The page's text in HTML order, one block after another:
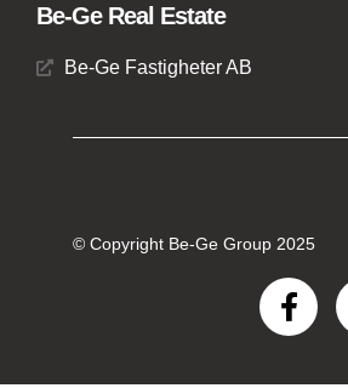
Be-Ge Real Estate
Be-Ge Fastigheter AB
© Copyright Be-Ge Group 2025